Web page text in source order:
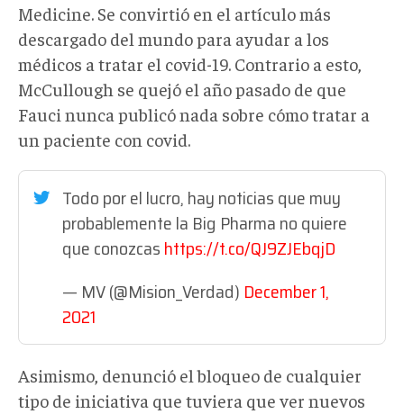
Medicine. Se convirtió en el artículo más
descargado del mundo para ayudar a los
médicos a tratar el covid-19. Contrario a esto,
McCullough se quejó el año pasado de que
Fauci nunca publicó nada sobre cómo tratar a
un paciente con covid.
Todo por el lucro, hay noticias que muy
probablemente la Big Pharma no quiere
que conozcashttps://t.co/QJ9ZJEbqjD
— MV (@Mision_Verdad) December 1,
2021
Asimismo, denunció el bloqueo de cualquier
tipo de iniciativa que tuviera que ver nuevos